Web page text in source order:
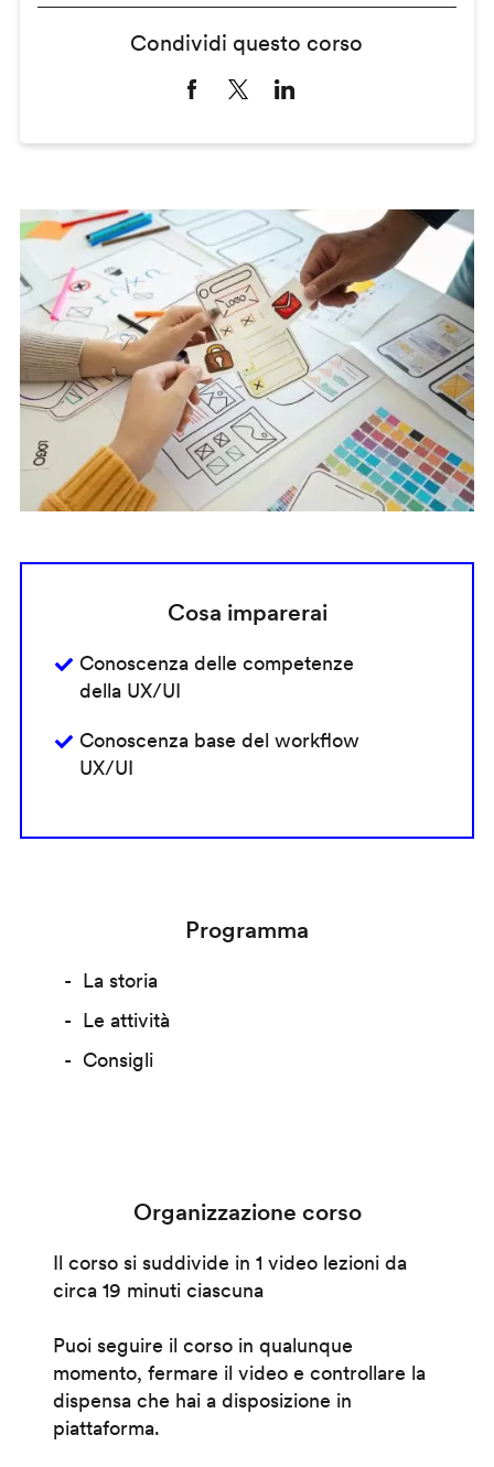
Condividi questo corso
Cosa imparerai
Conoscenza delle competenze
della UX/UI
Conoscenza base del workflow
UX/UI
Programma
La storia
Le attività
Consigli
Organizzazione corso
Il corso si suddivide in 1 video lezioni da
circa 19 minuti ciascuna
Puoi seguire il corso in qualunque
momento, fermare il video e controllare la
dispensa che hai a disposizione in
piattaforma.